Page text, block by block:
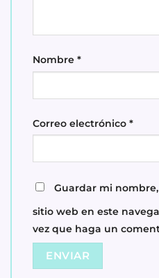
Nombre *
Correo electrónico *
Guardar mi
sitio web en este
vez que haga un